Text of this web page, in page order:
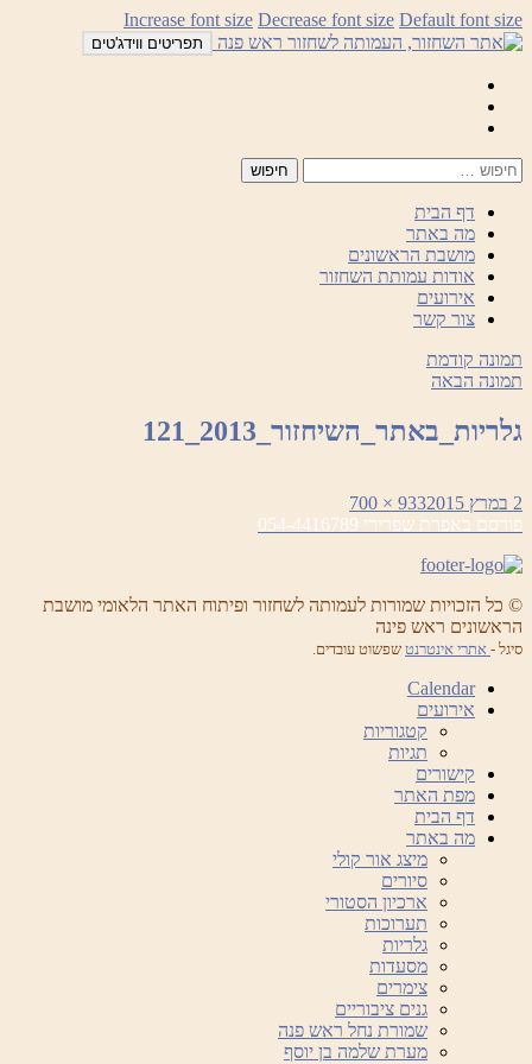
לדלג
לתוכן
Increase font size Decrease font size Default font size
תפריטים ווידג'טים
דף הבית
מה באתר
מושבת הראשונים
אודות עמותת השחזור
אירועים
צור קשר
תמונה קודמת
תמונה הבאה
גלריות_באתר_השיחזור_2013_121
פורסם
בתאריך
2 במרץ 2015
מסך
מלא
933 × 700
ניווט
פורסם באפרת שפרירי 054-4416789
© כל הזכויות שמורות לעמותה לשחזור ופיתוח האתר הלאומי מושבת
הראשונים ראש פינה
סיגל - אתרי אינטרנט שפשוט עובדים.
Calendar
אירועים
קטגוריות
תגיות
קישורים
מפת האתר
דף הבית
מה באתר
מיצג אור קולי
סיורים
ארכיון הסטורי
תערוכות
גלריות
מסעדות
צימרים
גנים ציבוריים
שמורת נחל ראש פנה
מערת שלמה בן יוסף